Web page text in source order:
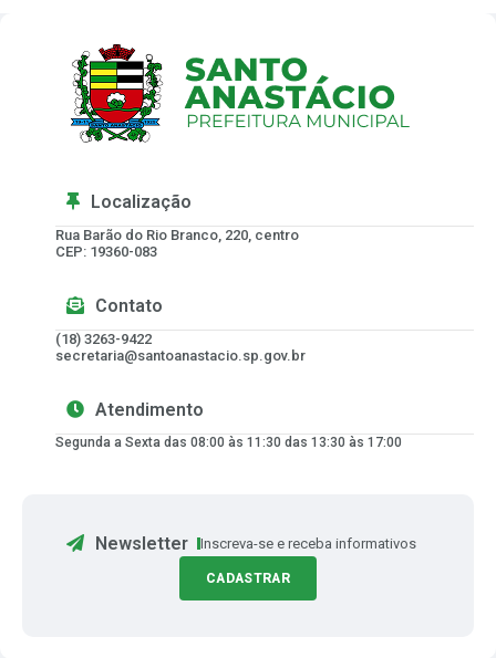
Localização
Rua Barão do Rio Branco, 220, centro
CEP: 19360-083
Contato
(18) 3263-9422
secretaria@santoanastacio.sp.gov.br
Atendimento
Segunda a Sexta das 08:00 às 11:30 das 13:30 às 17:00
Newsletter Inscreva-se e receba informativos
CADASTRAR